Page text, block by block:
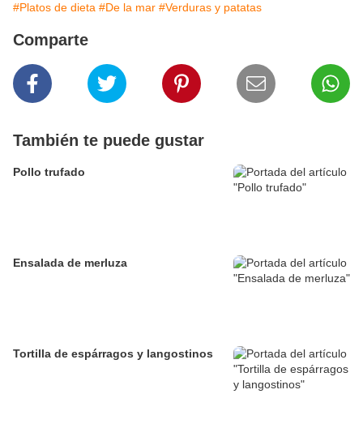
#Platos de dieta #De la mar #Verduras y patatas
Comparte
También te puede gustar
Pollo trufado
Ensalada de merluza
Tortilla de espárragos y langostinos